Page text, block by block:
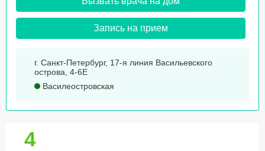
Запись на прием
г. Санкт-Петербург, 17-я линия Васильевского
острова, 4-6Е
Василеостровская
4